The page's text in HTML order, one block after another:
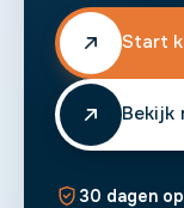
Start
Bekijk
30 dagen